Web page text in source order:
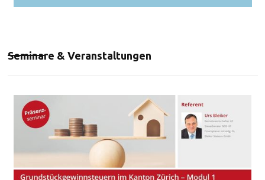
Seminare & Veranstaltungen